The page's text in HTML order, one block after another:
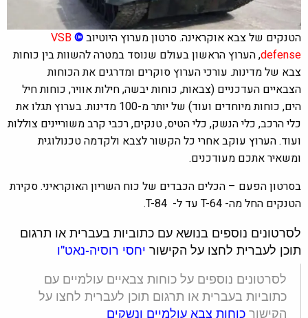
הטנקים של צבא אוקראינה. סרטון מערוץ היוטיוב©
VSB
defense
,הערוץ הראשון בעולם שנוסד במטרה להשוות בין כוחות
צבא של מדינות. עורכי הערוץ סוקרים ומדרגים את הכוחות
הצבאיים העדכניים (צבאות, כוחות יבשה, חילות אוויר, כוחות חיל
הים, כוחות מיוחדים ועוד) של יותר מ-100 מדינות. בערוץ תגלו את
כלי הרכב, כלי הנשק, כלי הטיס, טנקים, רכבי קרב משוריינים צוללות
ועוד. הערוץ עוקב אחרי כל הקשור לצבא ולקדמה טכנולוגית
ומשאיר אתכם מעודכנים.
בסרטון הפעם – הכלים הכבדים של כוח השריון האוקראיני. סקירת
הטנקים החל מה- T-64 עד ל- T-84.
לסרטונים נוספים בנושא עם כתוביות בעברית או תרגום
תוכן לעברית לחצו על הקישוריחסי רוסיה-נאט"ו
לסרטונים נוספים על כוחות צבאיים עולמיים עם
כתוביות בעברית או תרגום תוכן לעברית לחצו על
הקישורכוחות צבא עולמיים ונשקים